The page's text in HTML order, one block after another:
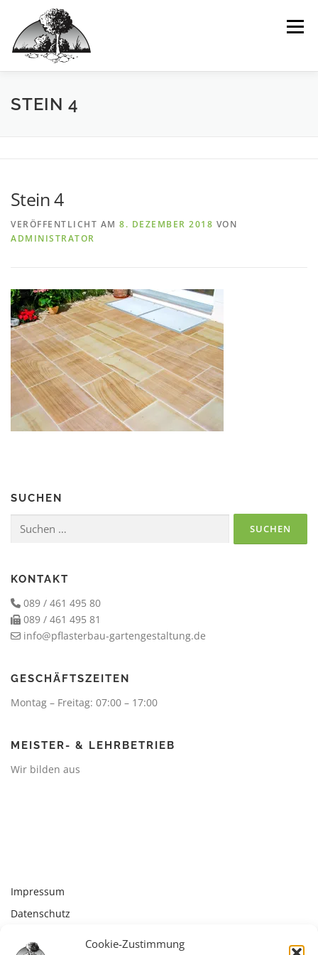
Cookie-Zustimmung
springen
Inhalt
springen
Menü
HOME
STEIN 4
Stein 4
VERÖFFENTLICHT AM 8. DEZEMBER 2018 VON
ADMINISTRATOR
SUCHEN
Suchen
KONTAKT
089 / 461 495 80
089 / 461 495 81
info@pflasterbau-gartengestaltung.de
GESCHÄFTSZEITEN
Montag – Freitag: 07:00 – 17:00
MEISTER- & LEHRBETRIEB
Wir bilden aus
Impressum
Datenschutz